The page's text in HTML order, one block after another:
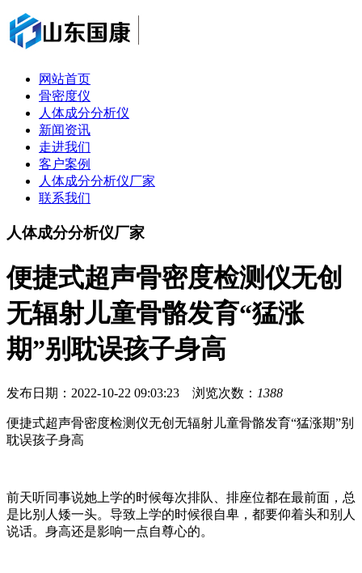
网站首页
骨密度仪
人体成分分析仪
新闻资讯
走进我们
客户案例
人体成分分析仪厂家
联系我们
人体成分分析仪厂家
便捷式超声骨密度检测仪无创
无辐射儿童骨骼发育“猛涨
期”别耽误孩子身高
发布日期：2022-10-22 09:03:23 浏览次数： 1388
便捷式超声骨密度检测仪无创无辐射儿童骨骼发育“猛涨期”别
耽误孩子身高
前天听同事说她上学的时候每次排队、排座位都在最前面，总
是比别人矮一头。导致上学的时候很自卑，都要仰着头和别人
说话。身高还是影响一点自尊心的。